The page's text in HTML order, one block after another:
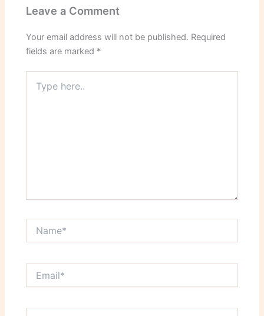
Leave a Comment
Your email address will not be published. Required
fields are marked *
here..